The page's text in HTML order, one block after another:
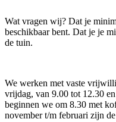
Wat vragen wij? Dat je
beschikbaar bent. Dat je je
de tuin.
We werken met vaste
vrijdag, van 9.00 tot 12.30
beginnen we om 8.30 met
november t/m februari zijn